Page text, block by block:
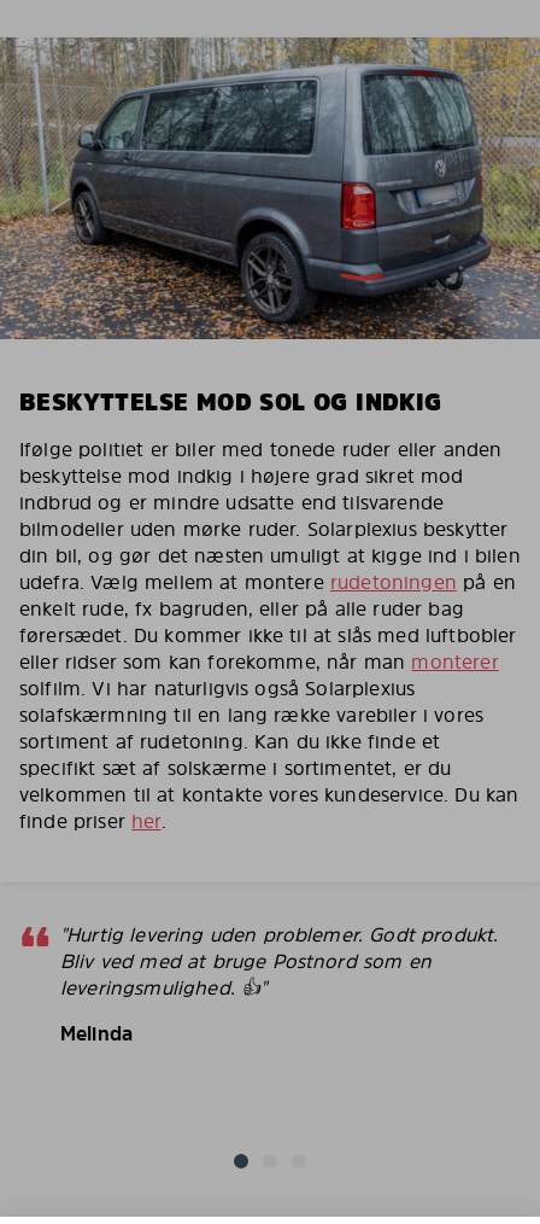
BESKYTTELSE MOD SOL OG INDKIG
Ifølge politiet er biler med tonede ruder eller anden
beskyttelse mod indkig i højere grad sikret mod
indbrud og er mindre udsatte end tilsvarende
bilmodeller uden mørke ruder. Solarplexius beskytter
din bil, og gør det næsten umuligt at kigge ind i bilen
udefra. Vælg mellem at montere rudetoningen på en
enkelt rude, fx bagruden, eller på alle ruder bag
førersædet. Du kommer ikke til at slås med luftbobler
eller ridser som kan forekomme, når man monterer
solfilm. Vi har naturligvis også Solarplexius
solafskærmning til en lang række varebiler i vores
sortiment af rudetoning. Kan du ikke finde et
specifikt sæt af solskærme i sortimentet, er du
velkommen til at kontakte vores kundeservice. Du kan
finde priser her.
"Hurtig levering uden problemer. Godt produkt.
Bliv ved med at bruge Postnord som en
leveringsmulighed. 👍"
Melinda